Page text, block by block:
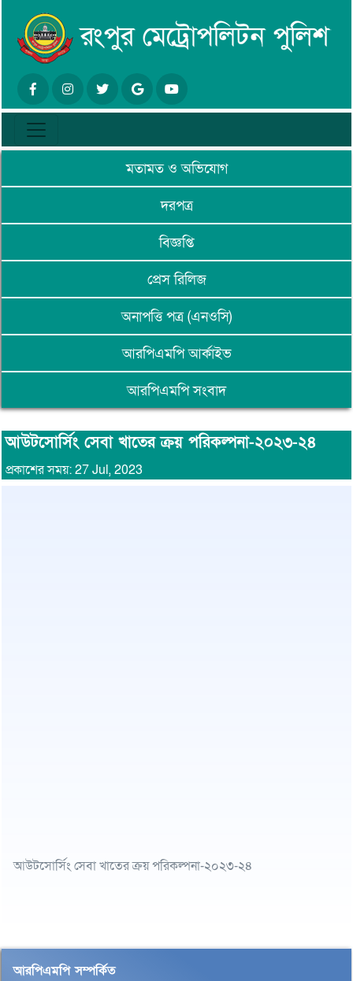
মতামত ও অভিযোগ
দরপত্র
বিজ্ঞপ্তি
প্রেস রিলিজ
অনাপত্তি পত্র (এনওসি)
আরপিএমপি আর্কাইভ
আরপিএমপি সংবাদ
আউটসোর্সিং সেবা খাতের ক্রয় পরিকল্পনা-২০২৩-২৪
প্রকাশের সময়: 27 Jul, 2023
আউটসোর্সিং সেবা খাতের ক্রয় পরিকল্পনা-২০২৩-২৪
আরপিএমপি সম্পর্কিত